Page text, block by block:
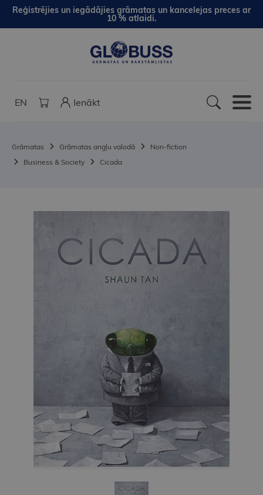
Reģistrējies un iegādājies grāmatas un kancelejas preces ar
10 % atlaidi.
EN Ienākt
Grāmatas Grāmatas angļu valodā
Non-fiction
Business & Society
Cicada